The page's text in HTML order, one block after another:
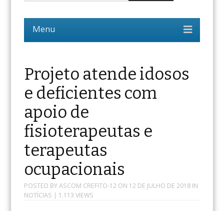
Projeto atende idosos
e deficientes com
apoio de
fisioterapeutas e
terapeutas
ocupacionais
POSTED BYASCOM CREFITO-12 ON 12 DE JULHO DE 2018IN
NOTÍCIAS | 1.113 VIEWS